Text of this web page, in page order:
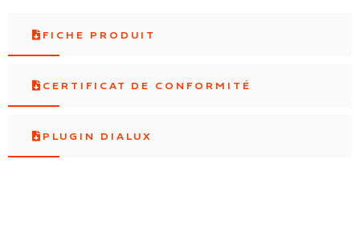
FICHE PRODUIT
CERTIFICAT DE CONFORMITÉ
PLUGIN DIALUX